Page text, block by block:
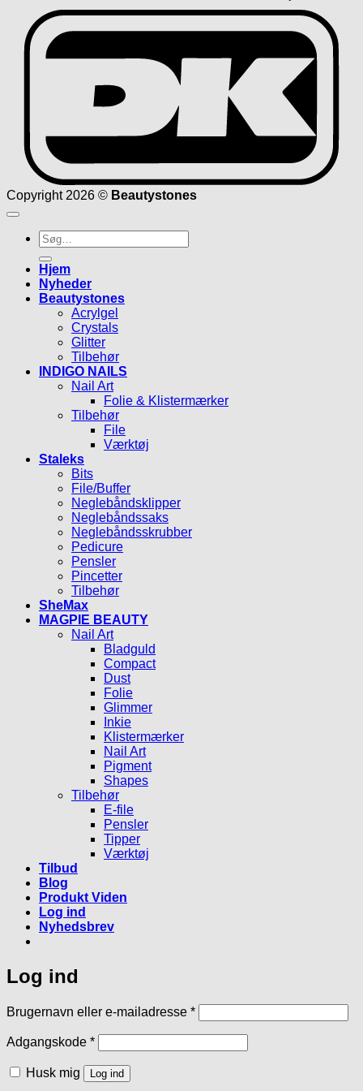
Copyright 2026 © Beautystones
Søg
efter:
Hjem
Nyheder
Beautystones
Acrylgel
Crystals
Glitter
Tilbehør
INDIGO NAILS
Nail Art
Folie & Klistermærker
Tilbehør
File
Værktøj
Staleks
Bits
File/Buffer
Neglebåndsklipper
Neglebåndssaks
Neglebåndsskrubber
Pedicure
Pensler
Pincetter
Tilbehør
SheMax
MAGPIE BEAUTY
Nail Art
Bladguld
Compact
Dust
Folie
Glimmer
Inkie
Klistermærker
Nail Art
Pigment
Shapes
Tilbehør
E-file
Pensler
Tipper
Værktøj
Tilbud
Blog
Produkt Viden
Log ind
Nyhedsbrev
Log ind
Brugernavn eller e-mailadresse *Påkrævet
Adgangskode *Påkrævet
Husk mig Log ind